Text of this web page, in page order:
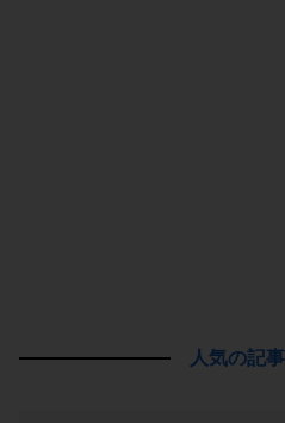
人気の記